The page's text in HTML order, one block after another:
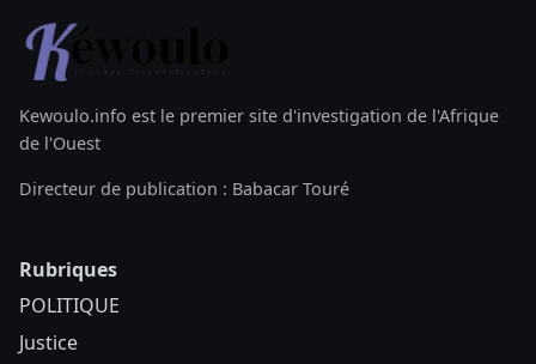
Kewoulo.info est le premier site d'investigation de l'Afrique
de l'Ouest
Directeur de publication : Babacar Touré
Rubriques
POLITIQUE
Justice